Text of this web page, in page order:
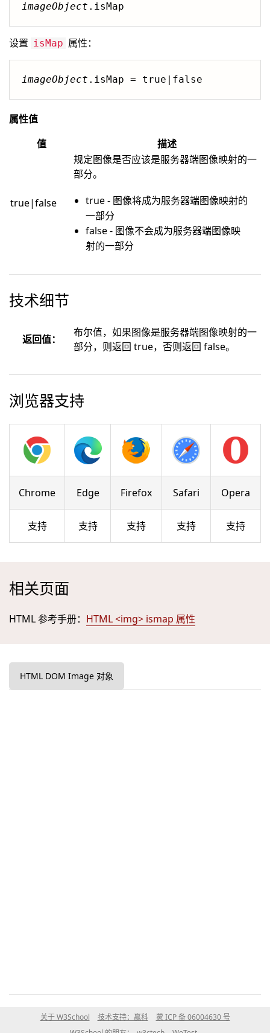
imageObject .isMap
设置 isMap 属性：
imageObject .isMap = true|false
属性值
值
描述
true|false
规定图像是否应该是服务器端图像映射的一
部分。
true - 图像将成为服务器端图像映射的
一部分
false - 图像不会成为服务器端图像映
射的一部分
技术细节
返回值：
布尔值，如果图像是服务器端图像映射的一
部分，则返回 true，否则返回 false。
浏览器支持
Chrome Edge Firefox Safari Opera
支持 支持 支持 支持 支持
相关页面
HTML 参考手册： HTML <img> ismap 属性
HTML DOM Image 对象
关于 W3School 技术支持：赢科
蒙 ICP 备 06004630 号